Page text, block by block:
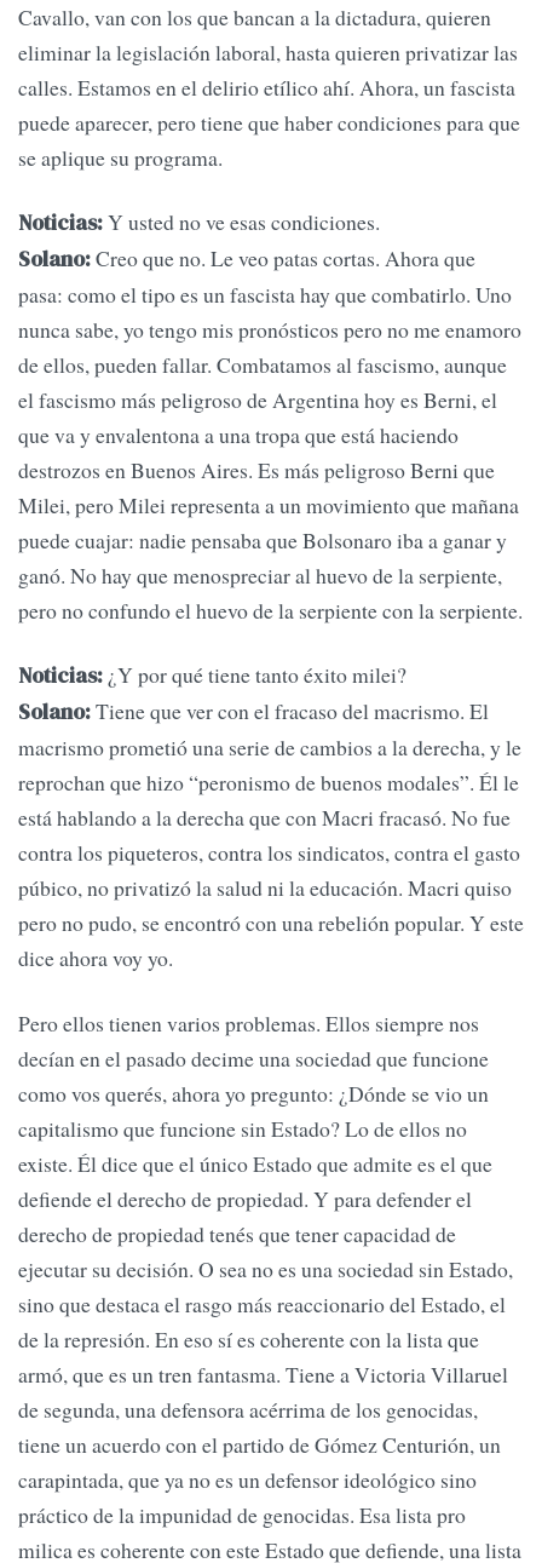
Cavallo, van con los que bancan a la dictadura, quieren
eliminar la legislación laboral, hasta quieren privatizar las
calles. Estamos en el delirio etílico ahí. Ahora, un fascista
puede aparecer, pero tiene que haber condiciones para que
se aplique su programa.
Noticias:Y usted no ve esas condiciones.
Solano:Creo que no. Le veo patas cortas. Ahora que
pasa: como el tipo es un fascista hay que combatirlo. Uno
nunca sabe, yo tengo mis pronósticos pero no me enamoro
de ellos, pueden fallar. Combatamos al fascismo, aunque
el fascismo más peligroso de Argentina hoy es Berni, el
que va y envalentona a una tropa que está haciendo
destrozos en Buenos Aires. Es más peligroso Berni que
Milei, pero Milei representa a un movimiento que mañana
puede cuajar: nadie pensaba que Bolsonaro iba a ganar y
ganó. No hay que menospreciar al huevo de la serpiente,
pero no confundo el huevo de la serpiente con la serpiente.
Noticias: ¿Y por qué tiene tanto éxito milei?
Solano:Tiene que ver con el fracaso del macrismo. El
macrismo prometió una serie de cambios a la derecha, y le
reprochan que hizo “peronismo de buenos modales”. Él le
está hablando a la derecha que con Macri fracasó. No fue
contra los piqueteros, contra los sindicatos, contra el gasto
púbico, no privatizó la salud ni la educación. Macri quiso
pero no pudo, se encontró con una rebelión popular. Y este
dice ahora voy yo.
Pero ellos tienen varios problemas. Ellos siempre nos
decían en el pasado decime una sociedad que funcione
como vos querés, ahora yo pregunto: ¿Dónde se vio un
capitalismo que funcione sin Estado? Lo de ellos no
existe. Él dice que el único Estado que admite es el que
defiende el derecho de propiedad. Y para defender el
derecho de propiedad tenés que tener capacidad de
ejecutar su decisión. O sea no es una sociedad sin Estado,
sino que destaca el rasgo más reaccionario del Estado, el
de la represión. En eso sí es coherente con la lista que
armó, que es un tren fantasma. Tiene a Victoria Villaruel
de segunda, una defensora acérrima de los genocidas,
tiene un acuerdo con el partido de Gómez Centurión, un
carapintada, que ya no es un defensor ideológico sino
práctico de la impunidad de genocidas. Esa lista pro
milica es coherente con este Estado que defiende, una lista